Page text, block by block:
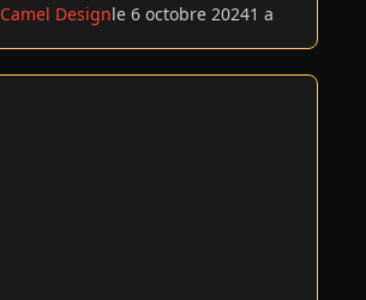
Camel Designle 6 octobre 20241 a